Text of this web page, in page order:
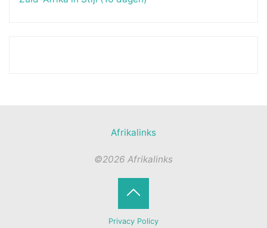
Afrikalinks
©2026 Afrikalinks
Privacy Policy
Terug